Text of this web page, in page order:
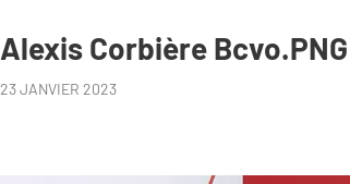
Alexis Corbière Bcvo.PNG
23 JANVIER 2023